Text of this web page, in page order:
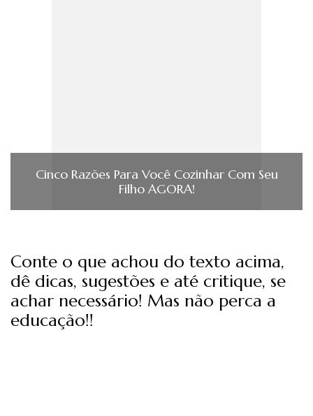
Cinco Razões Para Você Cozinhar Com Seu
Filho AGORA!
Conte o que achou do texto acima,
dê dicas, sugestões e até critique, se
achar necessário! Mas não perca a
educação!!